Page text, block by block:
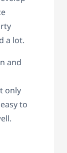
a lot.
and
only
to